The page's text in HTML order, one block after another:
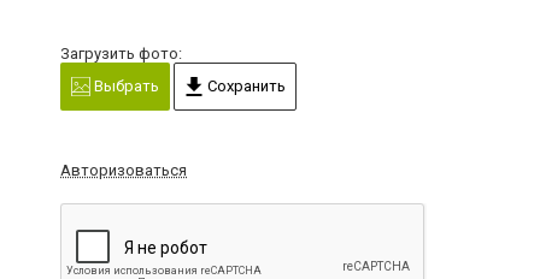
Загрузить фото:
Выбрать
Сохранить
Авторизоваться